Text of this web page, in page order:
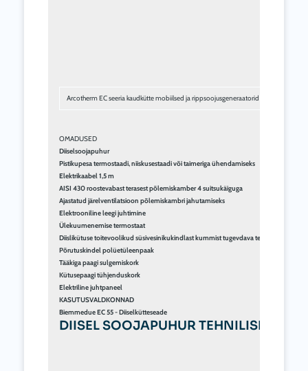
Arcotherm EC seeria kaudkütte mobiilsed ja rippsoojusgeneraatorid on
Diiselsoojapuhur
Pistikupesa termostaadi, niiskusestaadi või taimeriga ühendamiseks
Elektrikaabel 1,5 m
AISI 430 roostevabast terasest põlemiskamber 4 suitsukäiguga
Ajastatud järelventilatsioon põlemiskambri jahutamiseks
Elektrooniline leegi juhtimine
Ülekuumenemise termostaat
Diislikütuse toitevoolikud süsivesinikukindlast kummist tugevdava tekstiilist
Põrutuskindel polüetüleenpaak
Tääkiga paagi sulgemiskork
Kütusepaagi tühjenduskork
Elektriline juhtpaneel
KASUTUSVALDKONNAD
Biemmedue EC 55 - Diiselkütteseade
DIISEL SOOJAPUHUR TEHNILISED